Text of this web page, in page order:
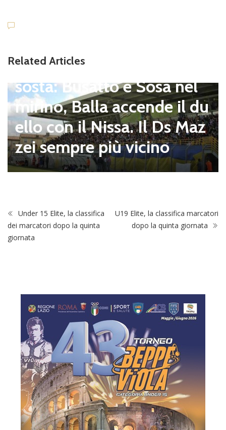
Related Articles
pagnano), mercato senza
sosta: Busatto e Sosa nel
mirino, Balla accende il du
ello con il Nissa. Il Ds Maz
zei sempre più vicino
Under 15 Elite, la classifica
dei marcatori dopo la quinta
giornata
U19 Elite, la classifica marcatori
dopo la quinta giornata